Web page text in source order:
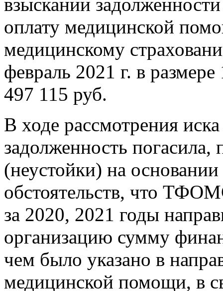
взыскании
оплату медицинской
медицинскому
февраль 2021 г. в
497 115 руб.
В ходе рассмотрения
задолженность погасила,
(неустойки) на
обстоятельств, что
за 2020, 2021 годы
организацию сумму
чем было указано в
медицинской помощи, в